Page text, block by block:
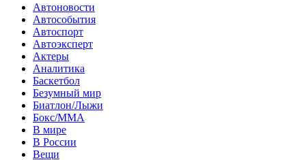
Автоновости
Автособытия
Автоспорт
Автоэксперт
Актеры
Аналитика
Баскетбол
Безумный мир
Биатлон/Лыжи
Бокс/MMA
В мире
В России
Вещи